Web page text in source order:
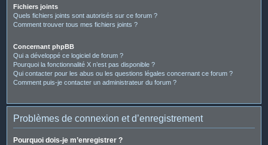
Fichiers joints
Quels fichiers joints sont autorisés sur ce forum ?
Comment trouver tous mes fichiers joints ?
Concernant phpBB
Qui a développé ce logiciel de forum ?
Pourquoi la fonctionnalité X n’est pas disponible ?
Qui contacter pour les abus ou les questions légales concernant ce forum ?
Comment puis-je contacter un administrateur du forum ?
Problèmes de connexion et d’enregistrement
Pourquoi dois-je m’enregistrer ?